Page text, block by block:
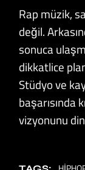
Rap müzik,
değil.
sonuca
dikkatlice
Stüdyo ve
başarısında
vizyonunu